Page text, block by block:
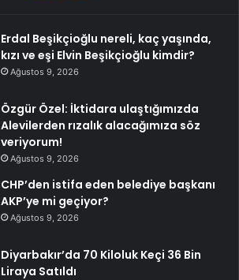
Erdal Beşikçioğlu nereli, kaç yaşında,
kızı ve eşi Elvin Beşikçioğlu kimdir?
Ağustos 9, 2026
Özgür Özel: İktidara ulaştığımızda
Alevilerden rızalık alacağımıza söz
veriyorum!
Ağustos 9, 2026
CHP’den istifa eden belediye başkanı
AKP’ye mi geçiyor?
Ağustos 9, 2026
Diyarbakır’da 70 Kiloluk Keçi 36 Bin
Liraya Satıldı